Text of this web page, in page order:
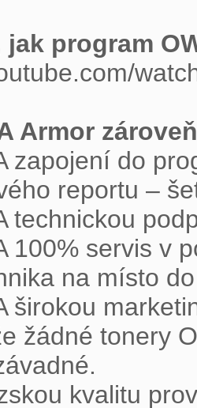
jak program
Armor
reportu –
na místo